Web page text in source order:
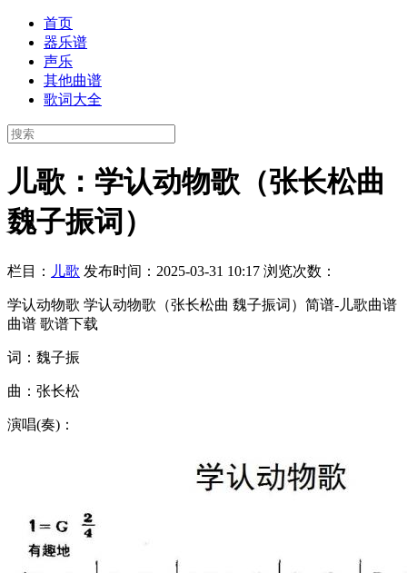
首页
器乐谱
声乐
其他曲谱
歌词大全
儿歌：学认动物歌（张长松曲
魏子振词）
栏目： 儿歌 发布时间：2025-03-31 10:17 浏览次数：
学认动物歌 学认动物歌（张长松曲 魏子振词）简谱-儿歌曲谱
曲谱 歌谱下载
词：魏子振
曲：张长松
演唱(奏)：